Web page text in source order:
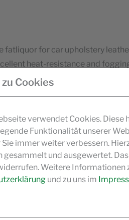
fatliquor for car upholstery
heat-resistance and
with emulsifiers and silicones
for light weight garment and
Cookies
verwendet Cookies.
Funktionalität unserer
Sie immer weiter verbessern.
gesammelt und ausgewertet.
Weitere Informationen
und zu uns im